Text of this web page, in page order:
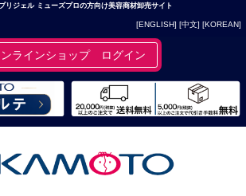
リジェル ミューズプロの方向け美容商材卸売サイト
[ENGLISH] [中文] [KOREAN]
ンラインショップ ログイン